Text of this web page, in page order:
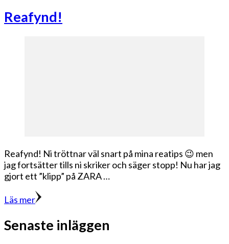
Reafynd!
Reafynd! Ni tröttnar väl snart på mina reatips 😉 men
jag fortsätter tills ni skriker och säger stopp! Nu har jag
gjort ett ”klipp” på ZARA …
Läs mer
Senaste inläggen